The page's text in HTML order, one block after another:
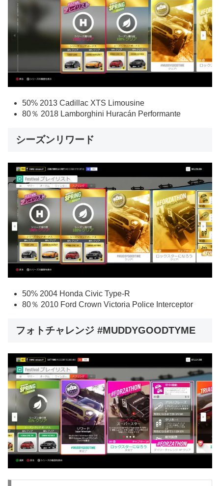
50% 2013 Cadillac XTS Limousine
80％ 2018 Lamborghini Huracán Performante
シーズンリワード
50% 2004 Honda Civic Type-R
80％ 2010 Ford Crown Victoria Police Interceptor
フォトチャレンジ #MUDDYGOODTYME